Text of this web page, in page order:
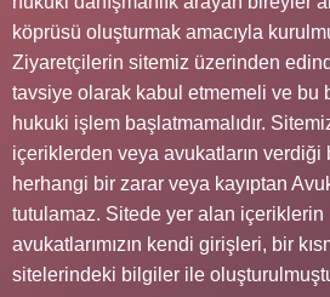
köprüsü oluşturmak amacıyla
Ziyaretçilerin sitemiz üzerinden
tavsiye olarak kabul etmemeli ve bu
hukuki işlem başlatmamalıdır.
içeriklerden veya avukatların
herhangi bir zarar veya kayıptan
tutulamaz. Sitede yer alan içeriklerin
avukatlarımızın kendi girişleri, bir
sitelerindeki bilgiler ile